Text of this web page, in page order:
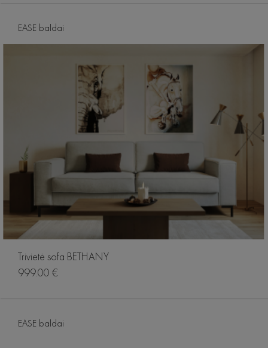
EASE baldai
Trivietė sofa BETHANY
999.00 €
EASE baldai